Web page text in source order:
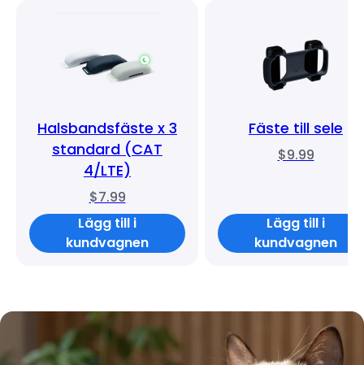
Halsbandsfäste x 3
standard (CAT
4/LTE)
$7.99
Lägg till i
kundvagnen
Fäste till sele
$9.99
Lägg till i
kundvagnen